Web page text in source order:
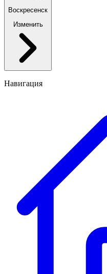
Воскресенск
Изменить
Навигация